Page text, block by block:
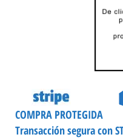
Transacción segura con
COMPRA PROTEGIDA